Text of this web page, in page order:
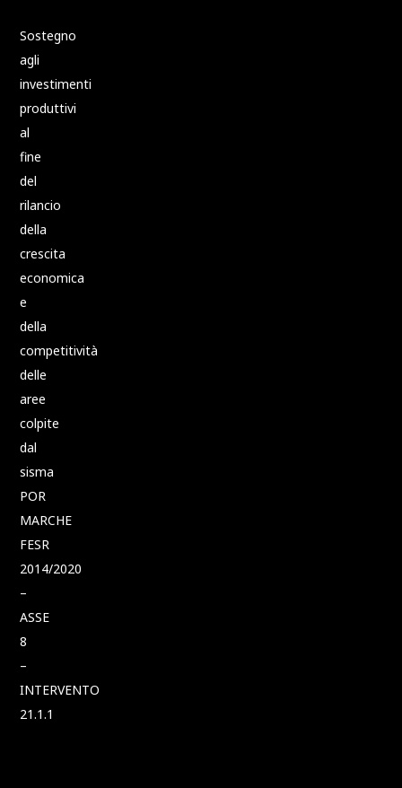
Sostegno
agli
investimenti
produttivi
al
fine
del
rilancio
della
crescita
economica
e
della
competitività
delle
aree
colpite
dal
sisma
POR
MARCHE
FESR
2014/2020
–
ASSE
8
–
INTERVENTO
21.1.1